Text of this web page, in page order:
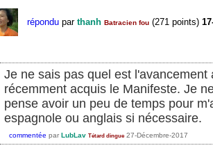
répondu par thanh Batracien fou (271 points)
Je ne sais pas quel est
récemment acquis le Manifeste. Je
pense avoir un peu de temps pour
espagnole ou anglais si nécessaire.
commentée par LubLav Tétard dingue 27-Décembre-2017